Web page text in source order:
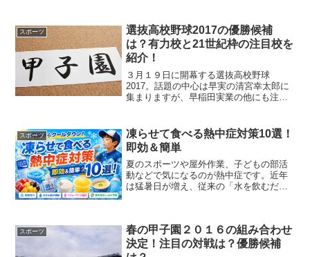
になります。例年以上に混雑するのでは
ないでしょうか？J...
スポーツ
選抜高校野球2017の優勝候補
は？有力校と21世紀枠の注目校を
紹介！
３月１９日に開幕する選抜高校野球
2017。話題の中心は早実の清宮幸太郎に
集まりますが、早稲田実業の他にも注目
バツで優勝候補となる学校を紹介しま
す。
スポーツ
凍らせて食べる熱中症対策10選！
即効＆簡単
夏のスポーツや屋外作業、子どもの部活
動などで気になるのが熱中症です。近年
は猛暑日が増え、従来の「水を飲むだ
凍した飲料や食品を活用する...
スポーツ
春の甲子園２０１６の組み合わせ
決定！注目の対戦は？優勝候補